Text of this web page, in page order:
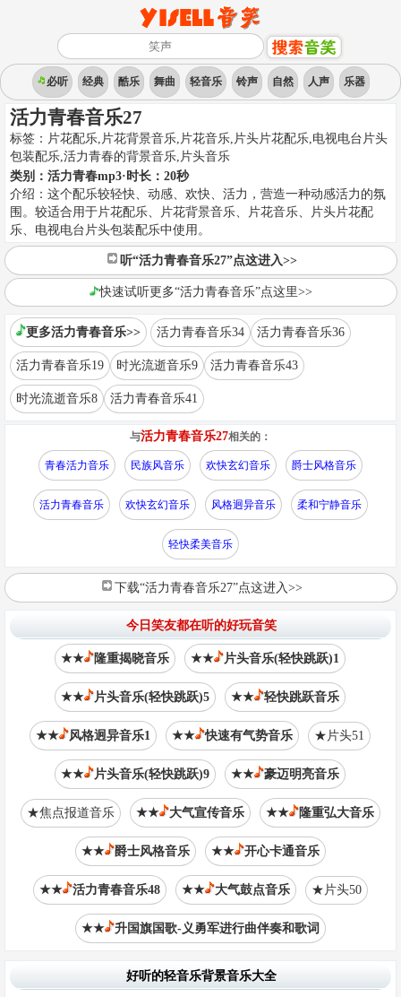
必听 经典 酷乐 舞曲 轻音乐 铃声 自然 人声 乐器
活力青春音乐27
标签： 片花配乐,片花背景音乐,片花音乐,片头片花配乐,电视电台片头
包装配乐,活力青春的背景音乐, 片头音乐
类别： 活力青春mp3·时长： 20秒
介绍： 这个配乐较轻快、动感、欢快、活力，营造一种动感活力的氛
围。较适合用于片花配乐、片花背景音乐、片花音乐、片头片花配
乐、电视电台片头包装配乐中使用。
听“活力青春音乐27”点这进入>>
快速试听更多“活力青春音乐”点这里>>
更多活力青春音乐>> 活力青春音乐34 活力青春音乐36
活力青春音乐19 时光流逝音乐9 活力青春音乐43
时光流逝音乐8 活力青春音乐41
与活力青春音乐27相关的：
青春活力音乐 民族风音乐 欢快玄幻音乐 爵士风格音乐
活力青春音乐 欢快玄幻音乐 风格迥异音乐 柔和宁静音乐
轻快柔美音乐
下载“活力青春音乐27”点这进入>>
今日笑友都在听的好玩音笑
★★ 隆重揭晓音乐 ★★ 片头音乐(轻快跳跃)1
★★ 片头音乐(轻快跳跃)5 ★★ 轻快跳跃音乐
★★ 风格迥异音乐1 ★★ 快速有气势音乐 ★片头51
★★ 片头音乐(轻快跳跃)9 ★★ 豪迈明亮音乐
★焦点报道音乐 ★★ 大气宣传音乐 ★★ 隆重弘大音乐
★★ 爵士风格音乐 ★★ 开心卡通音乐
★★ 活力青春音乐48 ★★ 大气鼓点音乐 ★片头50
★★ 升国旗国歌-义勇军进行曲伴奏和歌词
好听的轻音乐背景音乐大全